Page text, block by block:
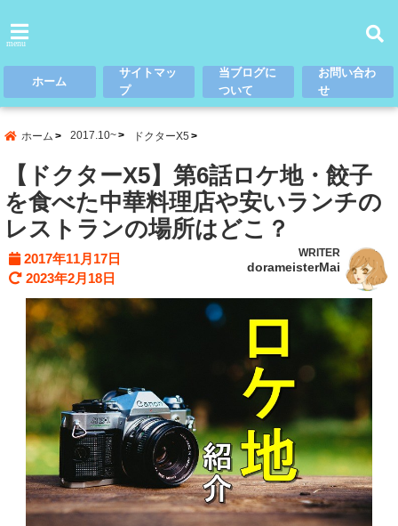
menu
ホーム
サイトマッ
プ
当ブログに
ついて
お問い合わ
せ
ホーム 2017.10~ ドクターX5
【ドクターX5】第6話ロケ地・餃子
を食べた中華料理店や安いランチの
レストランの場所はどこ？
2017年11月17日
2023年2月18日
WRITER
dorameisterMai